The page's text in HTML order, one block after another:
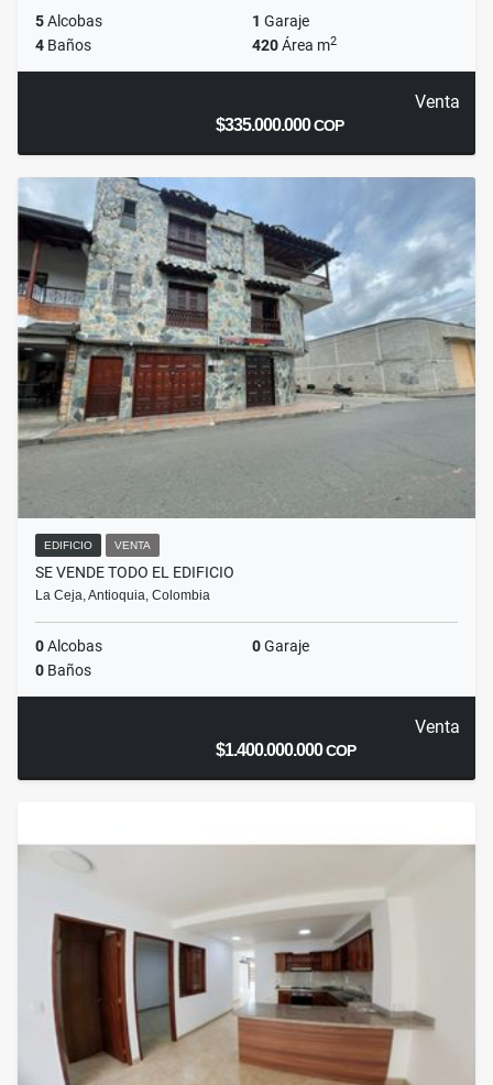
5Alcobas 1 Garaje
4 Baños 420Área m2
Venta
$335.000.000COP
EDIFICIO VENTA
SE VENDE TODO EL EDIFICIO
La Ceja, Antioquia, Colombia
0Alcobas 0Garaje
0 Baños
Venta
$1.400.000.000COP